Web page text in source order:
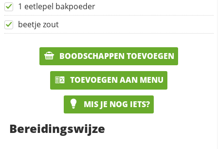
1 eetlepel bakpoeder
beetje zout
BOODSCHAPPEN TOEVOEGEN
TOEVOEGEN AAN MENU
MIS JE NOG IETS?
Bereidingswijze